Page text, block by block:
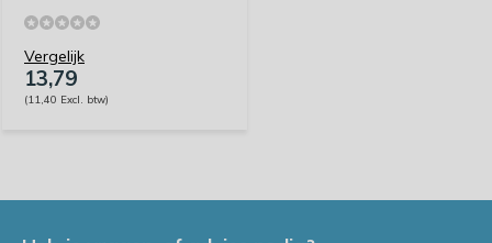
Vergelijk
13,79
(11,40 Excl. btw)